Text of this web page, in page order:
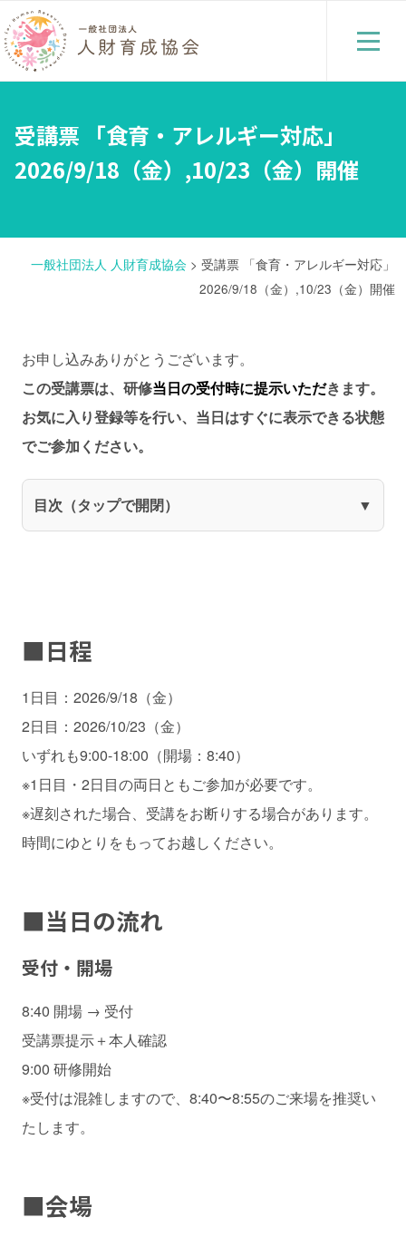
受講票 「食育・アレルギー対応」
2026/9/18（金）,10/23（金）開催
一般社団法人 人財育成協会 > 受講票 「食育・アレルギー対応」
2026/9/18（金）,10/23（金）開催
お申し込みありがとうございます。
この受講票は、研修当日の受付時に提示いただきます。
お気に入り登録等を行い、当日はすぐに表示できる状態
でご参加ください。
目次（タップで開閉）
■日程
1日目：2026/9/18（金）
2日目：2026/10/23（金）
いずれも9:00-18:00（開場：8:40）
※1日目・2日目の両日ともご参加が必要です。
※遅刻された場合、受講をお断りする場合があります。
時間にゆとりをもってお越しください。
■当日の流れ
受付・開場
8:40 開場 → 受付
受講票提示＋本人確認
9:00 研修開始
※受付は混雑しますので、8:40〜8:55のご来場を推奨い
たします。
■会場